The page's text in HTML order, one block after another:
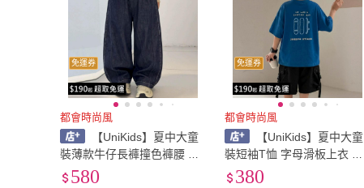
免運券
都會時尚風
【UniKids】夏中大童
裝薄款牛仔長褲撞色褲腰 男
大童裝 VPJDD-3823(藍)
580
免運券
都會時尚風
【UniKids】夏中大童
裝短袖T恤 字母滑板上衣 男
大童裝 VPJDD-3939(藍)
380